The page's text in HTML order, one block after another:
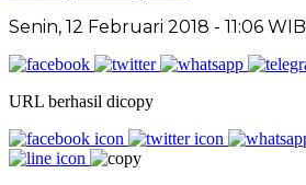
Senin, 12 Februari 2018 - 11:06 WIB
URL berhasil dicopy